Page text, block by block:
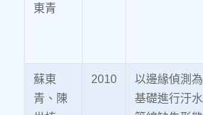
東青
蘇東
青、陳
2010
以邊緣偵測為
基礎進行汙水